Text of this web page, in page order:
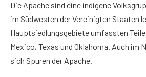
Die Apache sind eine indigene
im Südwesten der Vereinigten Staaten
Hauptsiedlungsgebiete umfassten
Mexico, Texas und Oklahoma. Auch im
sich Spuren der Apache.